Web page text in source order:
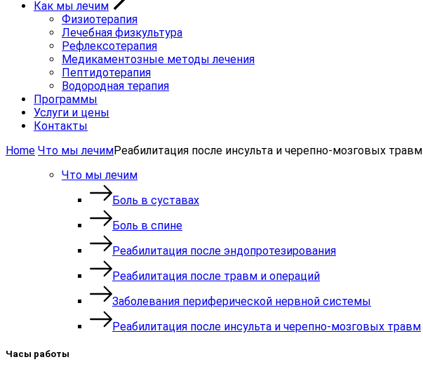
Как мы лечим
Физиотерапия
Лечебная физкультура
Рефлексотерапия
Медикаментозные методы лечения
Пептидотерапия
Водородная терапия
Программы
Услуги и цены
Контакты
Home Что мы лечимРеабилитация после инсульта и черепно-мозговых травм
Что мы лечим
Боль в суставах
Боль в спине
Реабилитация после эндопротезирования
Реабилитация после травм и операций
Заболевания периферической нервной системы
Реабилитация после инсульта и черепно-мозговых травм
Часы работы